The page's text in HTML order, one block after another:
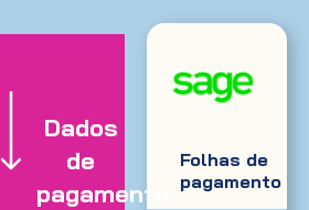
Dados
de
pagamento
Folhas de
pagamento